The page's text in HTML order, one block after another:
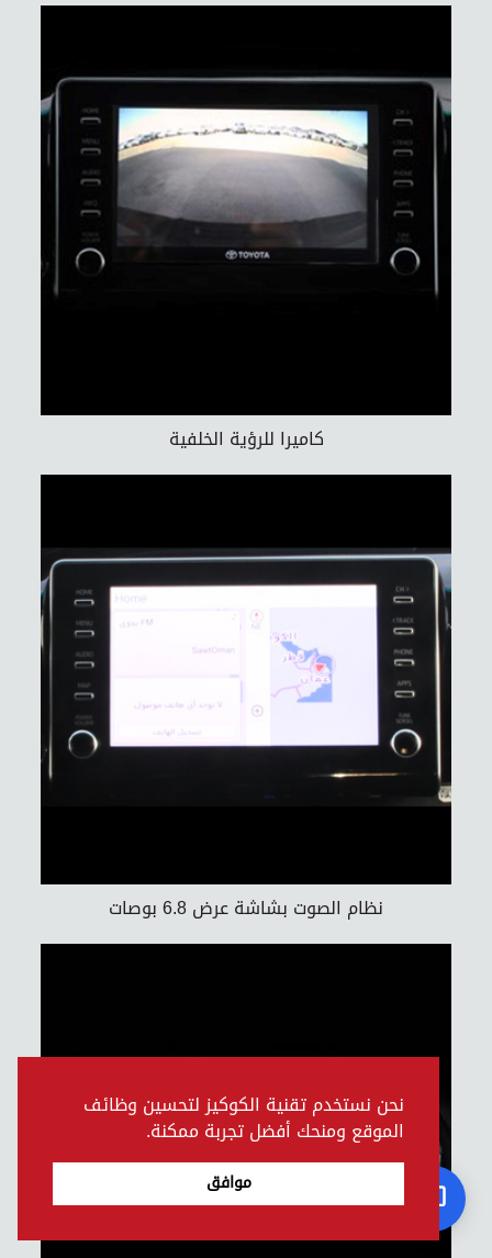
نحن نستخدم تقنية الكوكيز لتحسين وظائف
الموقع ومنحك أفضل تجربة ممكنة.
موافق
كاميرا للرؤية الخلفية
نظام الصوت بشاشة عرض 6.8 بوصات